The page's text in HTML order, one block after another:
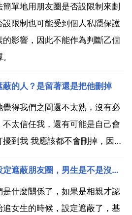
單地用朋友圈是否設限制來劃
限制也可能受到個人私隱保護
影響，因此不能作為判斷乙個
的人？是留著還是把他刪掉
得我們之間還不太熟，沒有必
太信任我，還有可能是自己會
到我 我應該都不會刪掉，因為
常遮蔽別人，所以我特別能理
還沒點小祕密。而且，特意把
女生如果特意對男生設定遮蔽朋友圈，男生是不是沒戲了
什麼關係了，如果是相親才認
女生的時候，設定遮蔽了，基